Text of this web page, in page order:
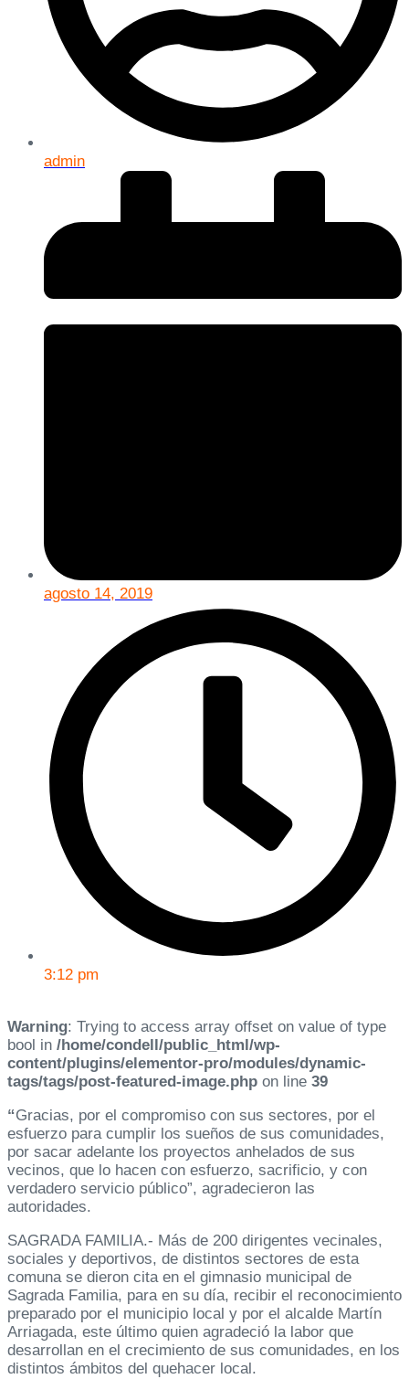
admin
agosto 14, 2019
3:12 pm
Warning: Trying to access array offset on value of type
bool in /home/condell/public_html/wp-
content/plugins/elementor-pro/modules/dynamic-
tags/tags/post-featured-image.php on line 39
“Gracias, por el compromiso con sus sectores, por el
esfuerzo para cumplir los sueños de sus comunidades,
por sacar adelante los proyectos anhelados de sus
vecinos, que lo hacen con esfuerzo, sacrificio, y con
verdadero servicio público”, agradecieron las
autoridades.
SAGRADA FAMILIA.- Más de 200 dirigentes vecinales,
sociales y deportivos, de distintos sectores de esta
comuna se dieron cita en el gimnasio municipal de
Sagrada Familia, para en su día, recibir el reconocimiento
preparado por el municipio local y por el alcalde Martín
Arriagada, este último quien agradeció la labor que
desarrollan en el crecimiento de sus comunidades, en los
distintos ámbitos del quehacer local.